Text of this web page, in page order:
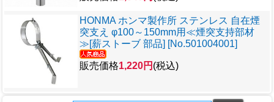
HONMA ホンマ製作所 ステンレス 自在煙
突支え φ100～150mm用≪煙突支持部材
≫[薪ストーブ 部品] [No.501004001]
販売価格1,220円 (税込)